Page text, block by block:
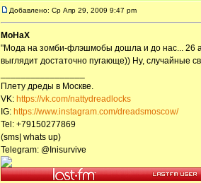
Добавлено: Ср Апр 29, 2009 9:47 pm
MoHaX
"Мода на зомби-флэшмобы дошла и до нас... 26
выглядит достаточно пугающе)) Ну, случайные
Плету дреды в Москве.
VK: https://vk.com/nattydreadlocks
IG: https://www.instagram.com/dreadsmoscow/
Tel: +79150277869
(sms| whats up)
Telegram: @Inisurvive